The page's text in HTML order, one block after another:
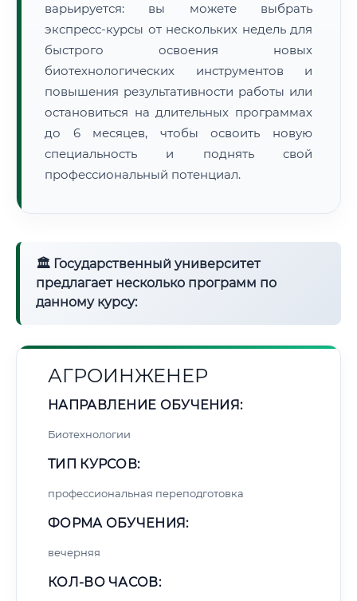
🔍 Нажмите на документ для увеличения и просмотра
варьируется: вы можете выбрать
экспресс-курсы от нескольких недель для
быстрого освоения новых
биотехнологических инструментов и
повышения результативности работы или
остановиться на длительных программах
до 6 месяцев, чтобы освоить новую
специальность и поднять свой
профессиональный потенциал.
🏛 Государственный университет
предлагает несколько программ по
данному курсу:
АГРОИНЖЕНЕР
НАПРАВЛЕНИЕ ОБУЧЕНИЯ:
Биотехнологии
ТИП КУРСОВ:
профессиональная переподготовка
ФОРМА ОБУЧЕНИЯ:
вечерняя
КОЛ-ВО ЧАСОВ: